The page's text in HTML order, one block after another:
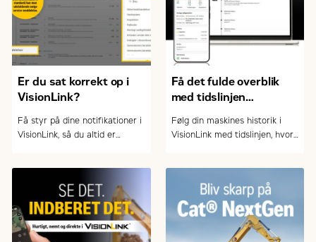
Er du sat korrekt op i
VisionLink?
Få styr på dine notifikationer i
VisionLink, så du altid er
drift og vedligehold.
Få det fulde overblik
med tidslinjen
Følg din maskines historik i
VisionLink med tidslinjen, hvor